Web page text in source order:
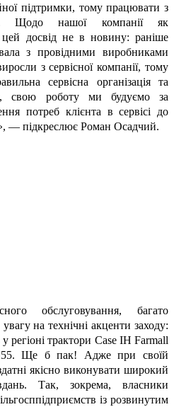
підтримки, тому працювати з
Щодо нашої компанії як
досвід не в новину: раніше
з провідними виробниками
з сервісної компанії, тому
сервісна організація та
свою роботу ми будуємо за
потреб клієнта в сервісі до
— підкреслює Роман Осадчий.
обслуговування, багато
на технічні акценти заходу:
регіоні трактори Case IH Farmall
Ще б пак! Адже при своїй
якісно виконувати широкий
Так, зокрема, власники
із розвинутим